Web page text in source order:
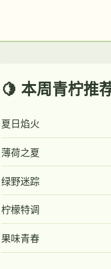
🍋 本周青柠推
夏日焰火
薄荷之夏
绿野迷踪
柠檬特调
果味青春